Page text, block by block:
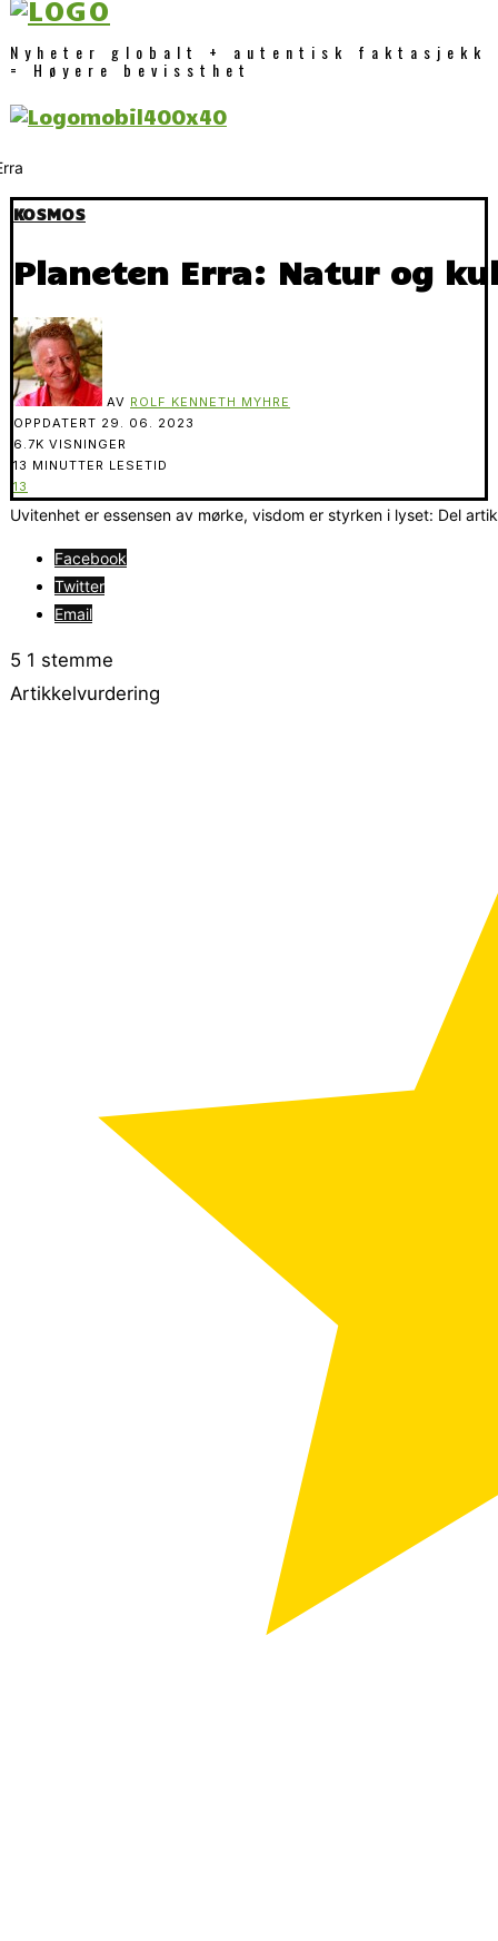
Nyheter globalt + autentisk faktasjekk
= Høyere bevissthet
KOSMOS
Planeten Erra: Natur og
AV ROLF KENNETH MYHRE
OPPDATERT 29. 06. 2023
6.7K VISNINGER
13 MINUTTER LESETID
13
Uvitenhet er essensen av mørke, visdom er styrken i lyset: Del
Facebook
Twitter
Email
5 1 stemme
Artikkelvurdering